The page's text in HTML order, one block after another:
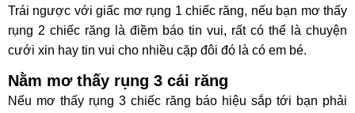
Trái ngược với giấc mơ rụng 1 chiếc răng, nếu bạn mơ thấy
rụng 2 chiếc răng là điềm báo tin vui, rất có thể là chuyện
cưới xin hay tin vui cho nhiều cặp đôi đó là có em bé.
Nằm mơ thấy rụng 3 cái răng
Nếu mơ thấy rụng 3 chiếc răng báo hiệu sắp tới bạn phải